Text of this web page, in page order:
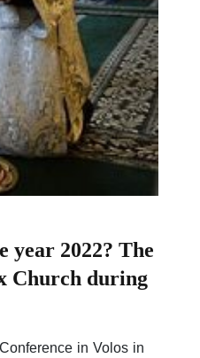
year 2022? The
Church during
in Volos in